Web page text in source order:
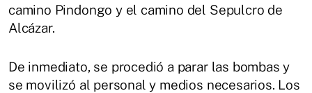
camino Pindongo y el camino del Sepulcro de
Alcázar.
De inmediato, se procedió a parar las bombas y
se movilizó al personal y medios necesarios. Los